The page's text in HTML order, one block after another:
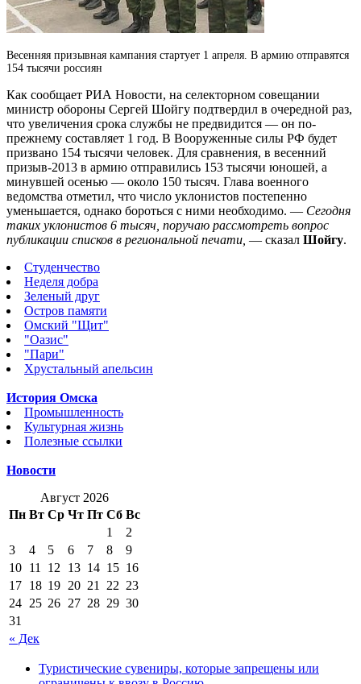
Весенняя призывная кампания стартует 1 апреля. В армию отправятся
154 тысячи россиян
Как сообщает РИА Новости, на селекторном совещании
министр обороны Сергей Шойгу подтвердил в очередной раз,
что увеличения срока службы не предвидится — он по-
прежнему составляет 1 год. В Вооруженные силы РФ будет
призвано 154 тысячи человек. Для сравнения, в весенний
призыв-2013 в армию отправились 153 тысячи юношей, а
минувшей осенью — около 150 тысяч. Глава военного
ведомства отметил, что число уклонистов постепенно
уменьшается, однако бороться с ними необходимо. — Сегодня
таких уклонистов 6 тысяч, поручаю рассмотреть вопрос
публикации списков в региональной печати, — сказал Шойгу.
Студенчество
Неделя добра
Зеленый друг
Остров памяти
Омский "Щит"
"Оазис"
"Пари"
Хрустальный апельсин
История Омска
Промышленность
Культурная жизнь
Полезные ссылки
Новости
Август 2026
Пн Вт Ср Чт Пт Сб Вс
« Дек
1
2
3
4 5 6 7 8
9
10 11 12 13 14 15 16
17 18 19 20 21 22 23
24 25 26 27 28 29 30
31
Туристические сувениры, которые запрещены или